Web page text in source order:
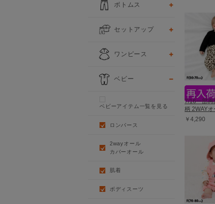
7/16一部再
柄 2WAY
￥4,290
ボトムス
セットアップ
ワンピース
ベビー
ベビーアイテム一覧を見る
ロンパース
2wayオール
カバーオール
肌着
ボディスーツ